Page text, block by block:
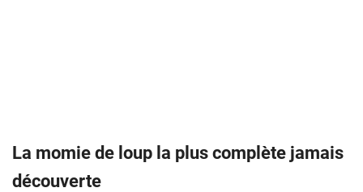
La momie de loup la plus complète jamais
découverte